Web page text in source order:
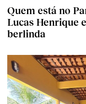
Quem está no
Lucas Henrique
berlinda